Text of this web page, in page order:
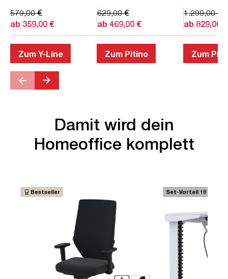
ab 359,00 €
579,00 €
Zum Y-Line
ab 469,00 €
629,00 €
Zum Pitino
ab 829,00 €
1.299,00 €
Zum
Damit wird dein
Homeoffice komplett
Bestseller Set-Vorteil 18 €